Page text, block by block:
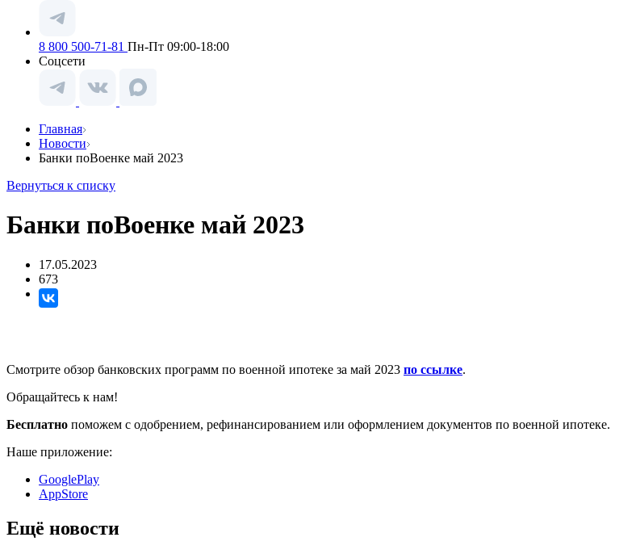
8 800 500-71-81 Пн-Пт 09:00-18:00
Соцсети
Главная
Новости
Банки поВоенке май 2023
Вернуться к списку
Банки поВоенке май 2023
17.05.2023
673
Смотрите обзор банковских программ по военной ипотеке за май 2023 по ссылке.
Обращайтесь к нам!
Бесплатно поможем с одобрением, рефинансированием или оформлением документов по военной ипотеке.
Наше приложение:
GooglePlay
AppStore
Ещё новости